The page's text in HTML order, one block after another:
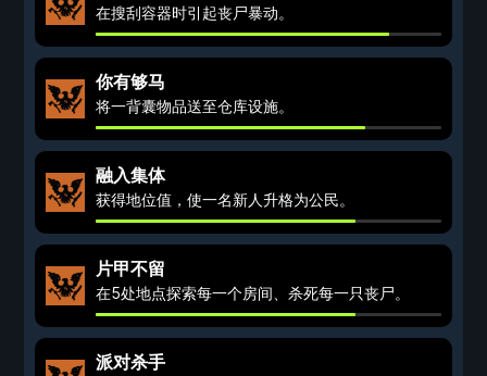
在搜刮容器时引起丧尸暴动。
你有够马
将一背囊物品送至仓库设施。
融入集体
获得地位值，使一名新人升格为公民。
片甲不留
在5处地点探索每一个房间、杀死每一只丧尸。
派对杀手